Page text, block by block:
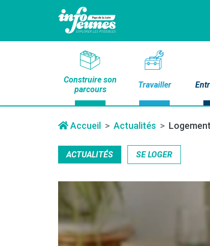
Construire son
parcours
Travailler
Accueil Actualités
ACTUALITÉS SE LOGER